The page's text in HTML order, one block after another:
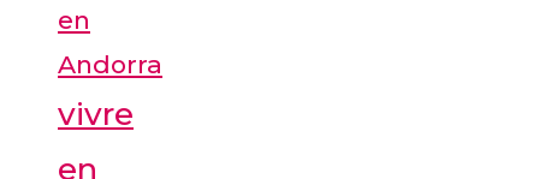
en
Andorra
vivre
en